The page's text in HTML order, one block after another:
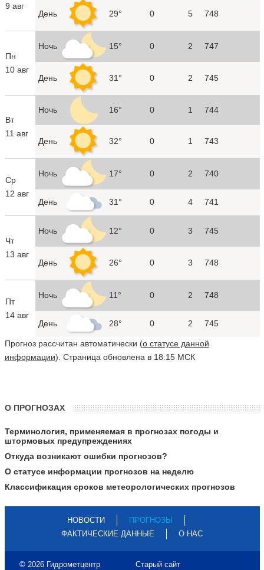
9 авг
День 29° 0 5 748
Пн
10 авг
Ночь 15° 0 2 747
День 31° 0 2 745
Вт
11 авг
Ночь 16° 0 1 744
День 32° 0 1 743
Ср
12 авг
Ночь 17° 0 2 740
День 31° 0 4 741
Чт
13 авг
Ночь 12° 0 3 745
День 26° 0 3 748
Пт
14 авг
Ночь 11° 0 2 748
День 28° 0 2 745
Прогноз рассчитан автоматически (о статусе данной
информации). Страница обновлена в 18:15 МСК
О ПРОГНОЗАХ
Терминология, применяемая в прогнозах погоды и
штормовых предупреждениях
Откуда возникают ошибки прогнозов?
О статусе информации прогнозов на неделю
Классификация сроков метеорологических прогнозов
НОВОСТИ
ПРОГНОЗЫ
ФАКТИЧЕСКИЕ ДАННЫЕ
О НАС
© 2026 Гидрометцентр
Старый сайт